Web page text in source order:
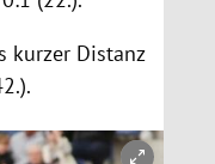
kurzer Distanz